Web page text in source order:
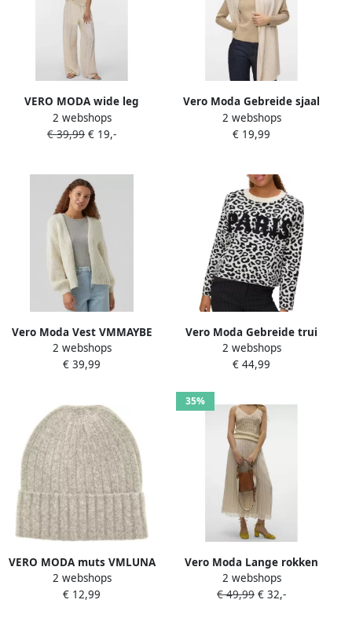
VERO MODA wide leg
regular waist casual broek
broderie ecru
2 webshops
€ 39,99 € 19,-
Vero Moda Gebreide sjaal
VMGILA RIB SCARF NOOS
2 webshops
€ 19,99
Vero Moda Vest VMMAYBE
LS OPEN CARDIGAN GA REP
2 webshops
€ 39,99
Vero Moda Gebreide trui
VMTRES BIEN LS O-NECK
PULLOVER
2 webshops
€ 44,99
VERO MODA muts VMLUNA
beige
2 webshops
€ 12,99
35%
Vero Moda Lange rokken
077-51905636958547
2 webshops
€ 49,99 € 32,-